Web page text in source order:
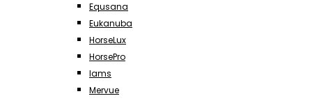
Equsana
Eukanuba
HorseLux
HorsePro
Iams
Mervue